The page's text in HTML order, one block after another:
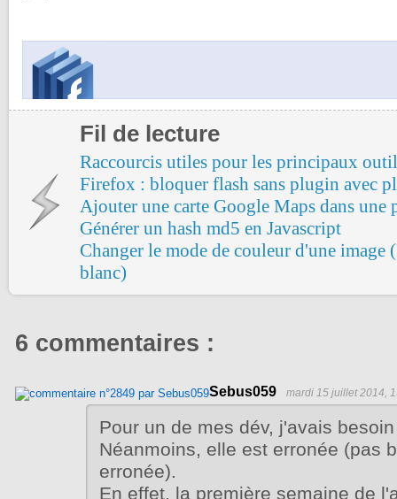
Fil de lecture
Raccourcis utiles pour les principaux
Firefox : bloquer flash sans plugin avec
Ajouter une carte Google Maps dans une
Générer un hash md5 en Javascript
Changer le mode de couleur d'une
blanc)
6 commentaires :
Sebus059 mardi 15 juillet 2014,
Pour un de mes dév, j'avais
Néanmoins, elle est erronée (pas
erronée).
En effet, la première semaine de